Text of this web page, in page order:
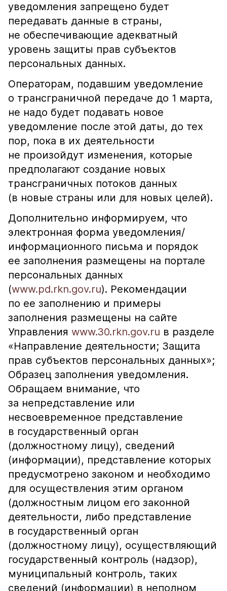
уведомления запрещено будет
передавать данные в страны,
не обеспечивающие адекватный
уровень защиты прав субъектов
персональных данных.
Операторам, подавшим уведомление
о трансграничной передаче до 1 марта,
не надо будет подавать новое
уведомление после этой даты, до тех
пор, пока в их деятельности
не произойдут изменения, которые
предполагают создание новых
трансграничных потоков данных
(в новые страны или для новых целей).
Дополнительно информируем, что
электронная форма уведомления/
информационного письма и порядок
ее заполнения размещены на портале
персональных данных
(www.pd.rkn.gov.ru). Рекомендации
по ее заполнению и примеры
заполнения размещены на сайте
Управления www.30.rkn.gov.ru в разделе
«Направление деятельности; Защита
прав субъектов персональных данных»;
Образец заполнения уведомления.
Обращаем внимание, что
за непредставление или
несвоевременное представление
в государственный орган
(должностному лицу), сведений
(информации), представление которых
предусмотрено законом и необходимо
для осуществления этим органом
(должностным лицом его законной
деятельности, либо представление
в государственный орган
(должностному лицу), осуществляющий
государственный контроль (надзор),
муниципальный контроль, таких
сведений (информации) в неполном